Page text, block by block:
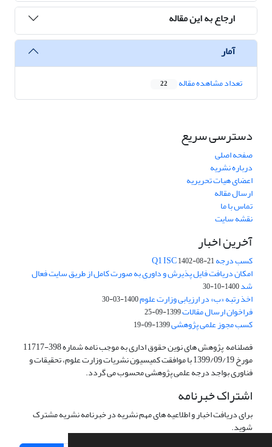
ارجاع به این مقاله
آمار
تعداد مشاهده مقاله 22
دسترسی سریع
صفحه اصلی
درباره نشریه
اعضای هیات تحریریه
ارسال مقاله
تماس با ما
نقشه سایت
آخرین اخبار
کسب درجه Q1 ISC1402-08-21
امکان دریافت فایل پذیرش و داوری به صورت کامل از طریق سایت فعال
شد1400-10-30
اخذ رتبه «ب» در ارزیابی وزارت علوم1400-03-30
فراخوان ارسال مقالات1399-09-25
کسب مجوز علمی پژوهشی1399-09-19
فصلنامه پژوهش های نوین حقوق اداری به موجب نامه شماره 398-11717
مورخ 1399/09/19 با موافقت کمیسیون نشریات وزارت علوم، تحقیقات و
فناوری بواجد درجه علمی پژوهشی محسوب می گردد.
اشتراک خبرنامه
برای دریافت اخبار و اطلاعیه های مهم نشریه در خبرنامه نشریه مشترک
شوید.